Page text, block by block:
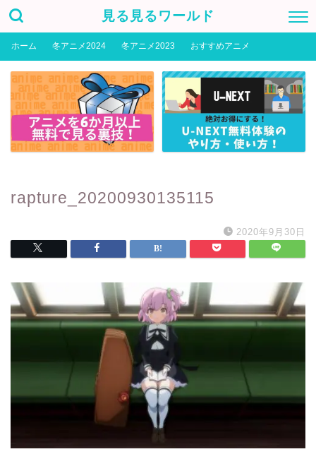
見る見るワールド
ホーム 冬アニメ2024 冬アニメ2023 おすすめアニメ
rapture_20200930135115
2020年9月30日